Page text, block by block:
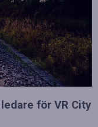
för VR City